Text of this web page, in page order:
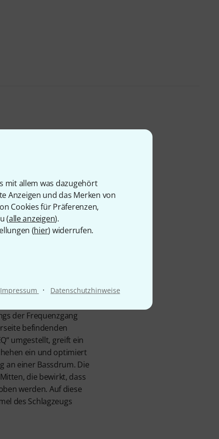
mit allem was dazugehört
Anzeigen und das Merken von
Cookies für Präferenzen,
(alle anzeigen).
(hier) widerrufen.
Impressum · Datenschutzhinweise
welches in Sachen
Details, die ein
der anvisierten
mit
durchsetzungsstark und
der Frequenzgang
befindenden
umgestellt, greift ein
ein und optimiert
an einer Bassdrum. Die
die bewirkt, dass
werden. Auf diese
des Schlagzeugs